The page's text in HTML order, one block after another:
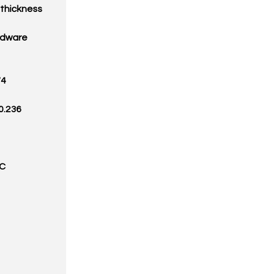
thickness